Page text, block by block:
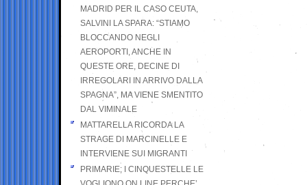
MADRID PER IL CASO CEUTA,
SALVINI LA SPARA: “STIAMO
BLOCCANDO NEGLI
AEROPORTI, ANCHE IN
QUESTE ORE, DECINE DI
IRREGOLARI IN ARRIVO DALLA
SPAGNA”, MA VIENE SMENTITO
DAL VIMINALE
MATTARELLA RICORDA LA
STRAGE DI MARCINELLE E
INTERVIENE SUI MIGRANTI
PRIMARIE; I CINQUESTELLE LE